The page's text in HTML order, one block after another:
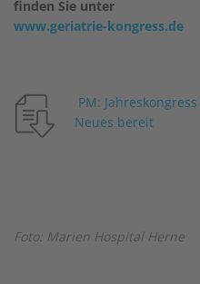
finden Sie unter
www.geriatrie-kongress.de
PM:
Neues bereit
Foto: Marien Hospital Herne